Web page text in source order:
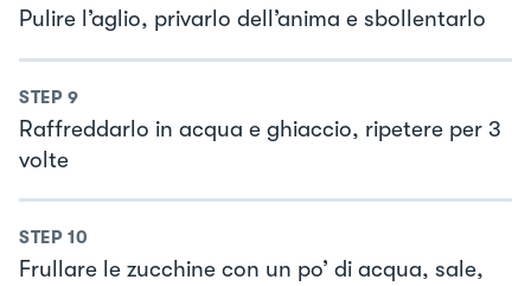
Pulire l’aglio, privarlo dell’anima e sbollentarlo
STEP 9
Raffreddarlo in acqua e ghiaccio, ripetere per 3
volte
STEP 10
Frullare le zucchine con un po’ di acqua, sale,